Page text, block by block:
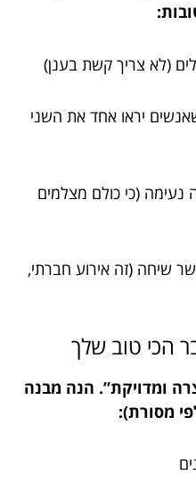
(לא צריך קשת בענן)
יראו אחד את השני
נעימה (כי כולם מצלמים
שיחה (זה אירוע חברתי,
הכי טוב שלך
ומדויקת”. הנה מבנה
מסורת):